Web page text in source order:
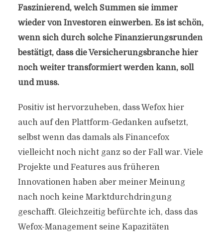
Faszinierend, welch Summen sie immer
wieder von Investoren einwerben. Es ist schön,
wenn sich durch solche Finanzierungsrunden
bestätigt, dass die Versicherungsbranche hier
noch weiter transformiert werden kann, soll
und muss.
Positiv ist hervorzuheben, dass Wefox hier
auch auf den Plattform-Gedanken aufsetzt,
selbst wenn das damals als Financefox
vielleicht noch nicht ganz so der Fall war. Viele
Projekte und Features aus früheren
Innovationen haben aber meiner Meinung
nach noch keine Marktdurchdringung
geschafft. Gleichzeitig befürchte ich, dass das
Wefox-Management seine Kapazitäten